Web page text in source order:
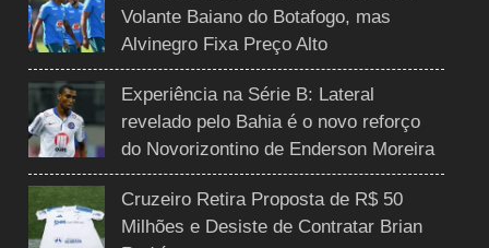
Volante Baiano do Botafogo, mas
Alvinegro Fixa Preço Alto
Experiência na Série B: Lateral
revelado pelo Bahia é o novo reforço
do Novorizontino de Enderson Moreira
Cruzeiro Retira Proposta de R$ 50
Milhões e Desiste de Contratar Brian